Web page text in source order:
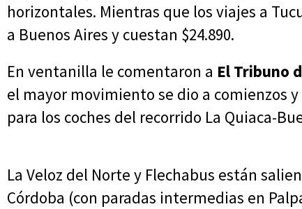
horizontales. Mientras que los viajes a
a Buenos Aires y cuestan $24.890.
En ventanilla le comentaron a El Tribuno
el mayor movimiento se dio a comienzos
para los coches del recorrido La Quiaca-
La Veloz del Norte y Flechabus están
Córdoba (con paradas intermedias en